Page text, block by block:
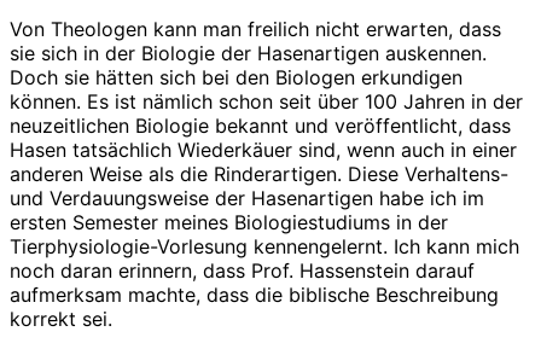
Von Theologen kann man freilich nicht erwarten, dass
sie sich in der Biologie der Hasenartigen auskennen.
Doch sie hätten sich bei den Biologen erkundigen
können. Es ist nämlich schon seit über 100 Jahren in der
neuzeitlichen Biologie bekannt und veröffentlicht, dass
Hasen tatsächlich Wiederkäuer sind, wenn auch in einer
anderen Weise als die Rinderartigen. Diese Verhaltens-
und Verdauungsweise der Hasenartigen habe ich im
ersten Semester meines Biologiestudiums in der
Tierphysiologie-Vorlesung kennengelernt. Ich kann mich
noch daran erinnern, dass Prof. Hassenstein darauf
aufmerksam machte, dass die biblische Beschreibung
korrekt sei.